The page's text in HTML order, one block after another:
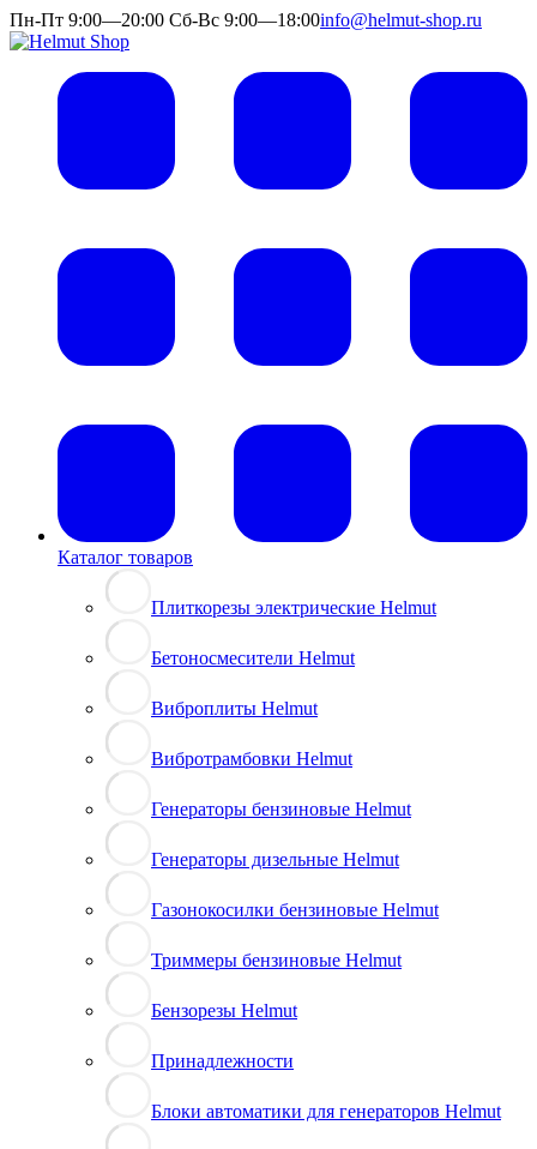
Пн-Пт 9:00—20:00 Сб-Вс 9:00—18:00info@helmut-shop.ru
Каталог товаров
Плиткорезы электрические Helmut
Бетоносмесители Helmut
Виброплиты Helmut
Вибротрамбовки Helmut
Генераторы бензиновые Helmut
Генераторы дизельные Helmut
Газонокосилки бензиновые Helmut
Триммеры бензиновые Helmut
Бензорезы Helmut
Принадлежности
Блоки автоматики для генераторов Helmut